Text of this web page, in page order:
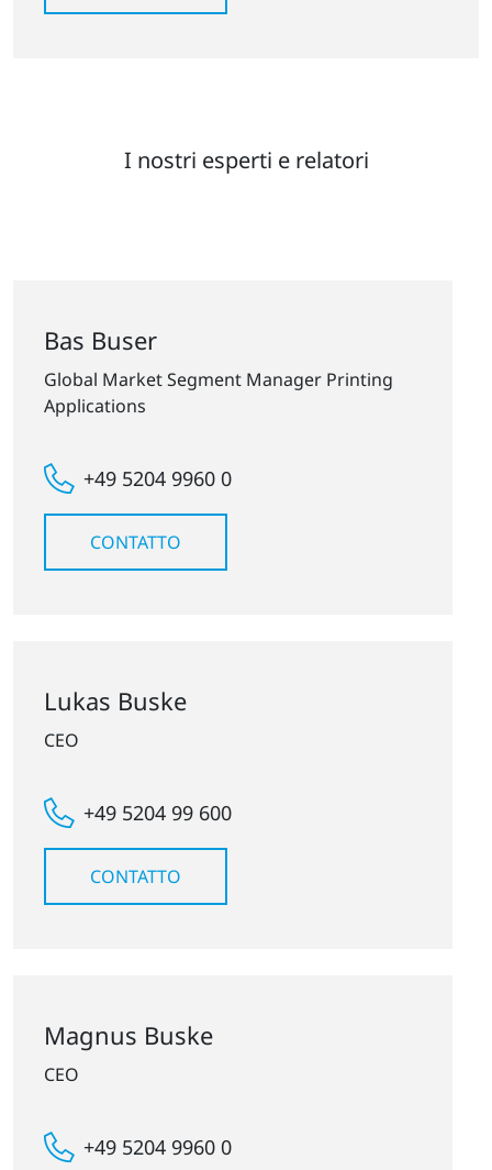
I nostri esperti e relatori
Bas Buser
Global Market Segment Manager Printing
Applications
+49 5204 9960 0
CONTATTO
Lukas Buske
CEO
+49 5204 99 600
CONTATTO
Magnus Buske
CEO
+49 5204 9960 0